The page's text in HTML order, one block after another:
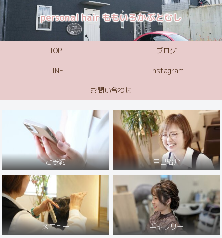
personal hair ももいろかぶとむし
TOP ブログ
LINE Instagram
お問い合わせ
ご予約 自己紹介
メニュー ギャラリー